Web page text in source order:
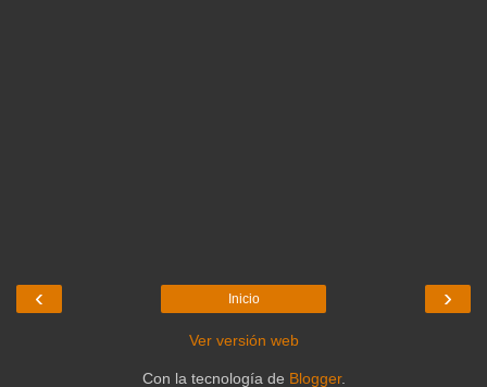
‹ ›
Inicio
Ver versión web
Con la tecnología de Blogger.